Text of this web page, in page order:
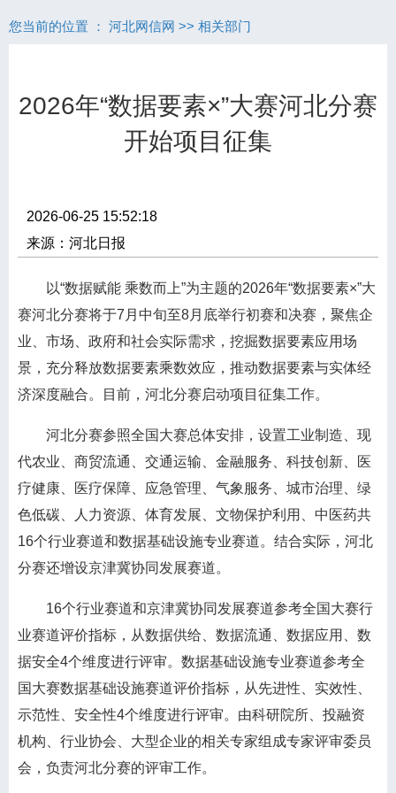
您当前的位置 ： 河北网信网 >> 相关部门
2026年“数据要素×”大赛河北分赛
开始项目征集
2026-06-25 15:52:18
来源：河北日报
以“数据赋能 乘数而上”为主题的2026年“数据要素×”大
赛河北分赛将于7月中旬至8月底举行初赛和决赛，聚焦企
业、市场、政府和社会实际需求，挖掘数据要素应用场
景，充分释放数据要素乘数效应，推动数据要素与实体经
济深度融合。目前，河北分赛启动项目征集工作。
河北分赛参照全国大赛总体安排，设置工业制造、现
代农业、商贸流通、交通运输、金融服务、科技创新、医
疗健康、医疗保障、应急管理、气象服务、城市治理、绿
色低碳、人力资源、体育发展、文物保护利用、中医药共
16个行业赛道和数据基础设施专业赛道。结合实际，河北
分赛还增设京津冀协同发展赛道。
16个行业赛道和京津冀协同发展赛道参考全国大赛行
业赛道评价指标，从数据供给、数据流通、数据应用、数
据安全4个维度进行评审。数据基础设施专业赛道参考全
国大赛数据基础设施赛道评价指标，从先进性、实效性、
示范性、安全性4个维度进行评审。由科研院所、投融资
机构、行业协会、大型企业的相关专家组成专家评审委员
会，负责河北分赛的评审工作。